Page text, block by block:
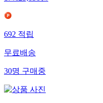
692 적립
무료배송
30명 구매중